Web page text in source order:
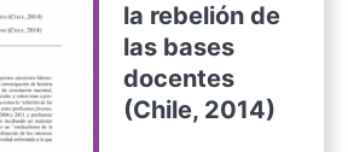
la rebelión de
las bases
docentes
(Chile, 2014)